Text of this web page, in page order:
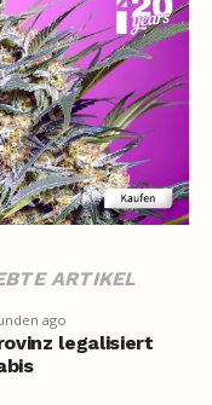
ARTIKEL
ago
legalisiert